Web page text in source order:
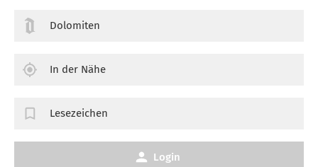
Dolomiten
In der Nähe
Lesezeichen
Login